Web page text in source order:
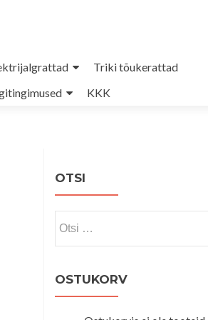
Triki tõukerattad
KKK
OTSI
OSTUKORV